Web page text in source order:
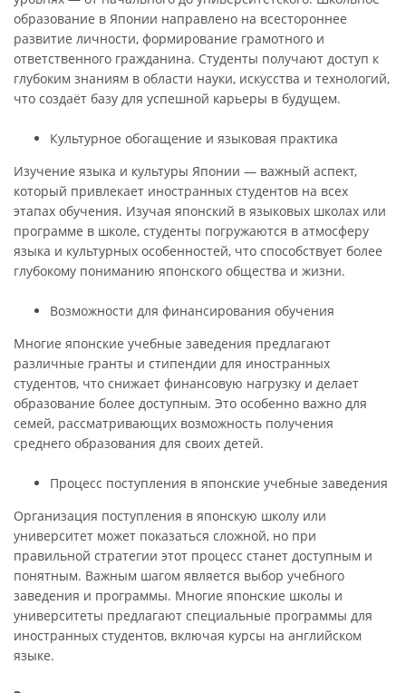
образование в Японии направлено на всестороннее
развитие личности, формирование грамотного и
ответственного гражданина. Студенты получают доступ к
глубоким знаниям в области науки, искусства и технологий,
что создаёт базу для успешной карьеры в будущем.
Культурное обогащение и языковая практика
Изучение языка и культуры Японии — важный аспект,
который привлекает иностранных студентов на всех
этапах обучения. Изучая японский в языковых школах или
программе в школе, студенты погружаются в атмосферу
языка и культурных особенностей, что способствует более
глубокому пониманию японского общества и жизни.
Возможности для финансирования обучения
Многие японские учебные заведения предлагают
различные гранты и стипендии для иностранных
студентов, что снижает финансовую нагрузку и делает
образование более доступным. Это особенно важно для
семей, рассматривающих возможность получения
среднего образования для своих детей.
Процесс поступления в японские учебные заведения
Организация поступления в японскую школу или
университет может показаться сложной, но при
правильной стратегии этот процесс станет доступным и
понятным. Важным шагом является выбор учебного
заведения и программы. Многие японские школы и
университеты предлагают специальные программы для
иностранных студентов, включая курсы на английском
языке.